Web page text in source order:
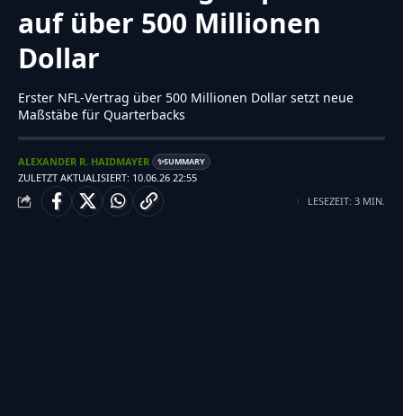
auf über 500 Millionen
Dollar
Erster NFL-Vertrag über 500 Millionen Dollar setzt neue
Maßstäbe für Quarterbacks
ZULETZT AKTUALISIERT: 10.06.26 22:55
ALEXANDER R. HAIDMAYER ✨SUMMARY
LESEZEIT: 3 MIN.